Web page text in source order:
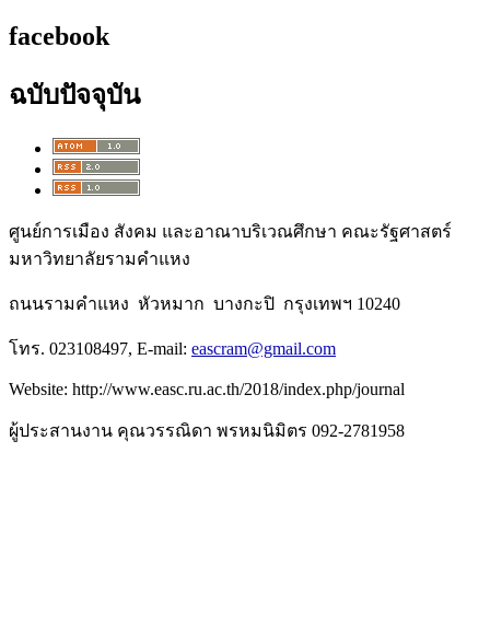
facebook
ฉบับปัจจุบัน
ศูนย์การเมือง สังคม และอาณาบริเวณศึกษา คณะรัฐศาสตร์
มหาวิทยาลัยรามคำแหง
ถนนรามคำแหง หัวหมาก บางกะปิ กรุงเทพฯ 10240
โทร. 023108497, E-mail: eascram@gmail.com
Website: http://www.easc.ru.ac.th/2018/index.php/journal
ผู้ประสานงาน คุณวรรณิดา พรหมนิมิตร 092-2781958